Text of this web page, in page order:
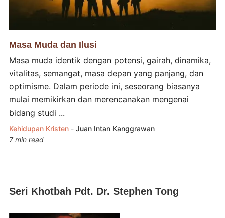
Masa Muda dan Ilusi
Masa muda identik dengan potensi, gairah, dinamika,
vitalitas, semangat, masa depan yang panjang, dan
optimisme. Dalam periode ini, seseorang biasanya
mulai memikirkan dan merencanakan mengenai
bidang studi ...
Kehidupan Kristen- Juan Intan Kanggrawan
7 min read
Seri Khotbah Pdt. Dr. Stephen Tong